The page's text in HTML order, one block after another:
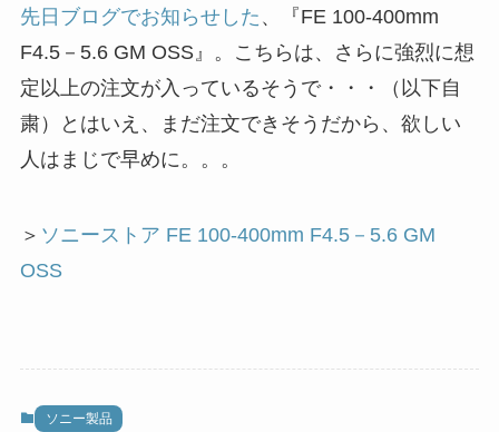
先日ブログでお知らせした 、『FE 100-400mm
F4.5－5.6 GM OSS』。こちらは、さらに強烈に想
定以上の注文が入っているそうで・・・（以下自
粛）とはいえ、まだ注文できそうだから、欲しい
人はまじで早めに。。。
＞ ソニーストア FE 100-400mm F4.5－5.6 GM
OSS
ソニー製品